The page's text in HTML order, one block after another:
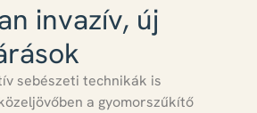
invazív, új
sebészeti technikák is
a gyomorszűkítő